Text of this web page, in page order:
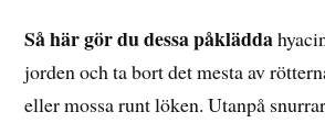
Så här gör du dessa påklädda
jorden och ta bort det mesta av
eller mossa runt löken. Utanpå